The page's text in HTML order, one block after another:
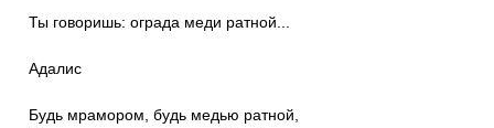
Ты говоришь: ограда меди ратной...
Адалис
Будь мрамором, будь медью ратной,